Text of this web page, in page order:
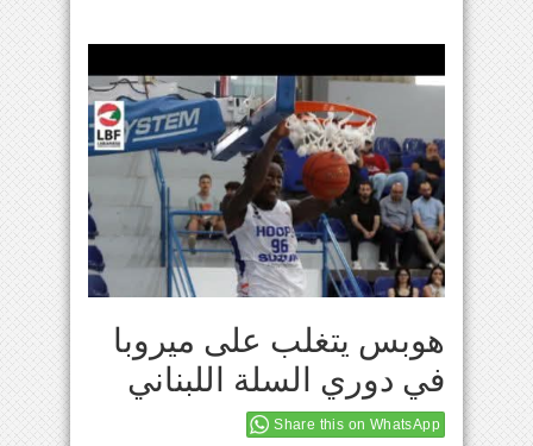
هوبس يتغلب على ميروبا
في دوري السلة اللبناني
Share this on WhatsApp